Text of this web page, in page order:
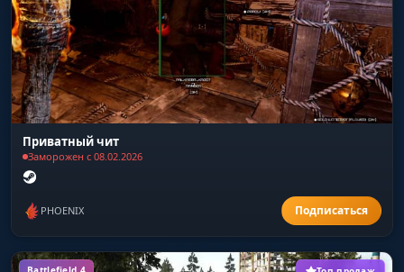
Приватный чит
Заморожен с 08.02.2026
PHOENIX